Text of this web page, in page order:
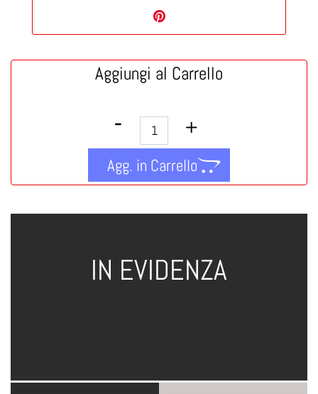
Aggiungi al Carrello
Quantità
Agg. in Carrello
IN EVIDENZA